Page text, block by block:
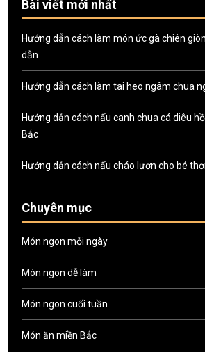
Bài viết mới nhất
Hướng dẫn cách làm món ức gà chiên
dẫn
Hướng dẫn cách làm tai heo ngâm chua
Hướng dẫn cách nấu canh chua cá diêu
Bắc
Hướng dẫn cách nấu cháo lươn cho bé
Chuyên mục
Món ngon mỗi ngày
Món ngon dễ làm
Món ngon cuối tuần
Món ăn miền Bắc